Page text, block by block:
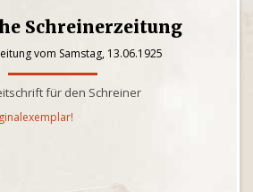
Schreinerzeitung
vom Samstag, 13.06.1925
für den Schreiner